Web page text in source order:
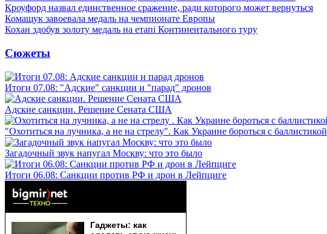
Кроуфорд назвал единственное сражение, ради которого может вернуться
Комащук завоевала медаль на чемпионате Европы
Кохан здобув золоту медаль на етапі Континентального туру
Сюжеты
Итоги 07.08: "Адские" санкции и "парад" дронов
Адские санкции. Решение Сената США
"Охотиться на лучника, а не на стрелу". Как Украине бороться с баллистикой
Загадочный звук напугал Москву: что это было
Итоги 06.08: Санкции против РФ и дрон в Лейпциге